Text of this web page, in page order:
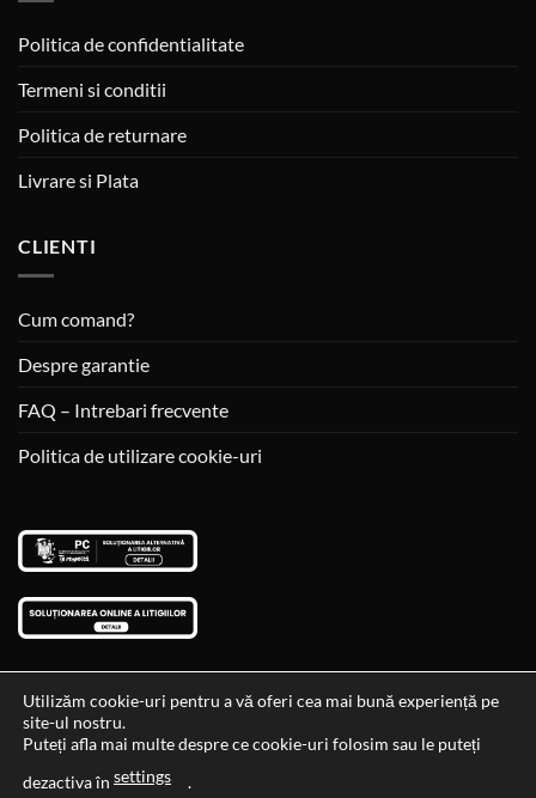
Politica de confidentialitate
Termeni si conditii
Politica de returnare
Livrare si Plata
CLIENTI
Cum comand?
Despre garantie
FAQ – Intrebari frecvente
Politica de utilizare cookie-uri
Data si ora ultimei actualizari al stocului si ale preturilor: 29-12-
Utilizăm cookie-uri pentru a vă oferi cea mai bună experiență pe
site-ul nostru.
Puteți afla mai multe despre ce cookie-uri folosim sau le puteți
dezactiva în settings .